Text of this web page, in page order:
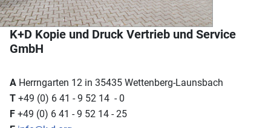
K+D Kopie und Druck Vertrieb und Service
GmbH
A Herrngarten 12 in 35435 Wettenberg-Launsbach
T +49 (0) 6 41 - 9 52 14 - 0
F +49 (0) 6 41 - 9 52 14 - 25